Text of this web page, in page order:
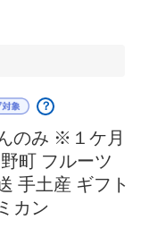
？
のみ ※１ケ月
町 フルーツ
手土産 ギフト
カン